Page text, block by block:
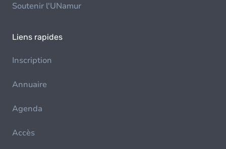
Soutenir l'UNamur
Liens rapides
Inscription
Annuaire
Agenda
Accès